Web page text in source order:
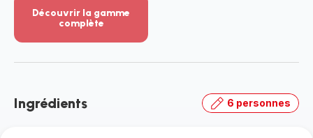
Découvrir la gamme
complète
-
gamme
Ingrédients 6 personnes